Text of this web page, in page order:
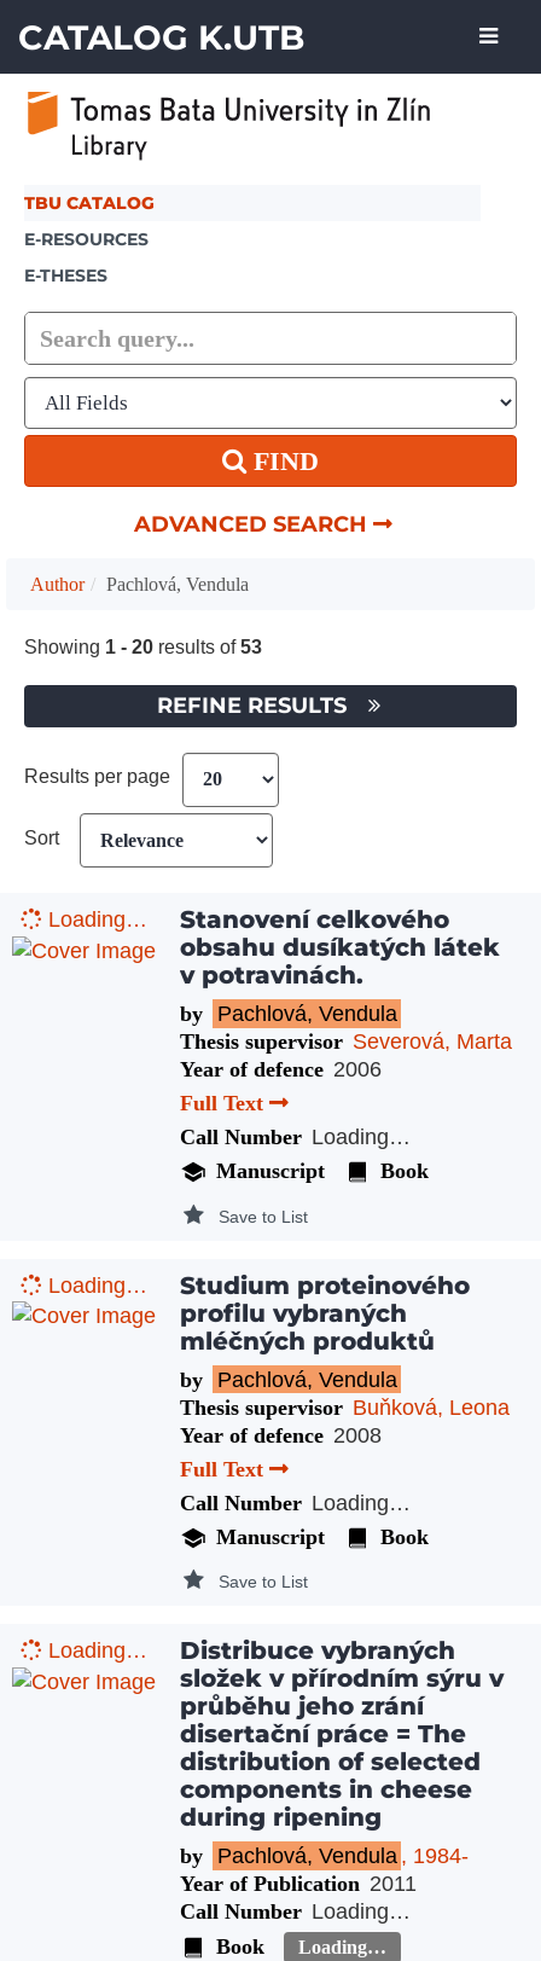
CATALOG K.UTB
TBU CATALOG
E-RESOURCES
E-THESES
FIND
ADVANCED SEARCH
Author Pachlová, Vendula
Showing 1 - 20 results of53
REFINE RESULTS
Results per page
Sort
Loading…
Stanovení celkového
obsahu dusíkatých látek
v potravinách.
by
Pachlová, Vendula
Thesis supervisor Severová, Marta
Year of defence 2006
Full Text
Call Number Loading…
Manuscript
Book
Save to List
Loading…
Studium proteinového
profilu vybraných
mléčných produktů
by
Pachlová, Vendula
Thesis supervisor Buňková, Leona
Year of defence 2008
Full Text
Call Number Loading…
Manuscript
Book
Save to List
Loading…
Distribuce vybraných
složek v přírodním sýru v
průběhu jeho zrání
disertační práce = The
distribution of selected
components in cheese
during ripening
by Pachlová, Vendula , 1984-
Year of Publication 2011
Call Number Loading…
Book
Loading…